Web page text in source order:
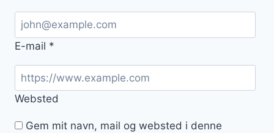
E-mail *
Websted
Gem mit navn, mail og websted i denne